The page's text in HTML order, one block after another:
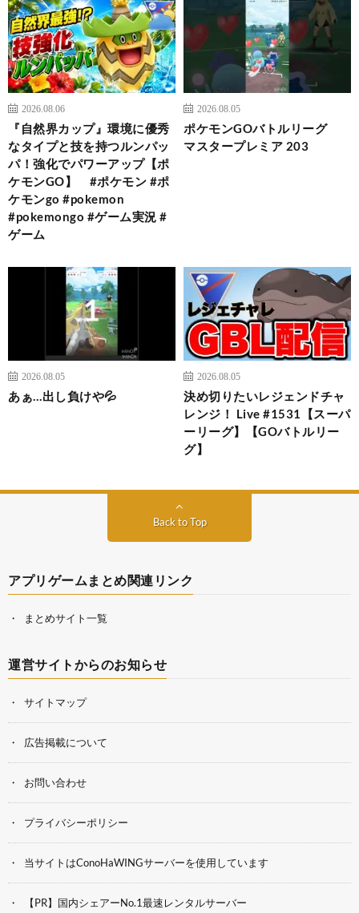
2026.08.06
『自然界カップ』環境に優秀
なタイプと技を持つルンパッ
パ！強化でパワーアップ【ポ
ケモンGO】 #ポケモン #ポ
ケモンgo #pokemon
#pokemongo #ゲーム実況 #
ゲーム
2026.08.05
ポケモンGOバトルリーグ
マスタープレミア 203
2026.08.05
あぁ…出し負けや💦
2026.08.05
決め切りたいレジェンドチャ
レンジ！ Live #1531【スーパ
ーリーグ】【GOバトルリー
グ】
Back to Top
アプリゲームまとめ関連リンク
まとめサイト一覧
運営サイトからのお知らせ
サイトマップ
広告掲載について
お問い合わせ
プライバシーポリシー
当サイトはConoHaWINGサーバーを使用しています
【PR】国内シェアーNo.1最速レンタルサーバー